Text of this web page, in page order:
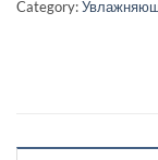
Category: